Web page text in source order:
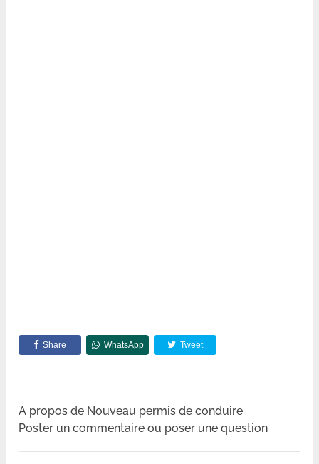
Share WhatsApp Tweet
A propos de Nouveau permis de conduire
Poster un commentaire ou poser une question